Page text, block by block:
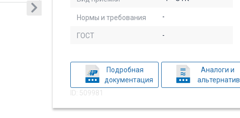
Нормы и требования -
ГОСТ -
Подробная
документация
Аналоги и
ID: 509981